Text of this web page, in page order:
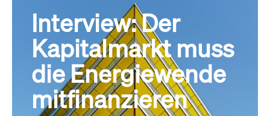
Interview: Der
Kapitalmarkt muss
die Energiewende
mitfinanzieren